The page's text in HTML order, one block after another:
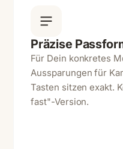
Präzise
Für Dein konkretes
Aussparungen für
Tasten sitzen exakt.
fast"-Version.